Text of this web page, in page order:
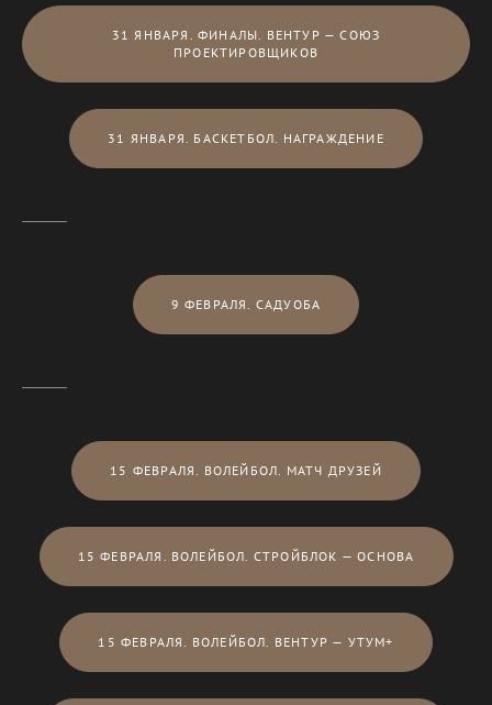
31 ЯНВАРЯ. ФИНАЛЫ. ВЕНТУР — СОЮЗ
ПРОЕКТИРОВЩИКОВ
31 ЯНВАРЯ. БАСКЕТБОЛ. НАГРАЖДЕНИЕ
9 ФЕВРАЛЯ. САДУОБА
15 ФЕВРАЛЯ. ВОЛЕЙБОЛ. МАТЧ ДРУЗЕЙ
15 ФЕВРАЛЯ. ВОЛЕЙБОЛ. СТРОЙБЛОК — ОСНОВА
15 ФЕВРАЛЯ. ВОЛЕЙБОЛ. ВЕНТУР — УТУМ+